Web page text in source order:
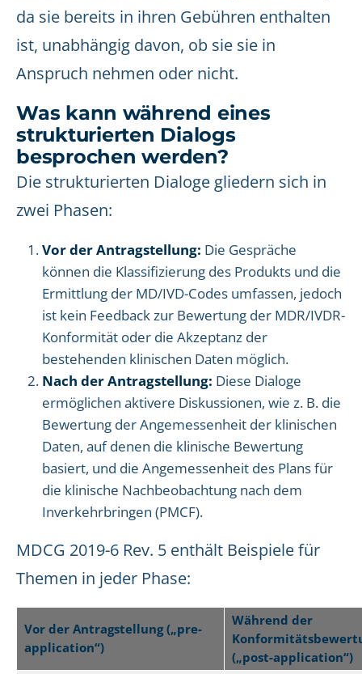
da sie bereits in ihren Gebühren enthalten
ist, unabhängig davon, ob sie sie in
Anspruch nehmen oder nicht.
Was kann während eines
strukturierten Dialogs
besprochen werden?
Die strukturierten Dialoge gliedern sich in
zwei Phasen:
Vor der Antragstellung: Die Gespräche
können die Klassifizierung des Produkts und die
Ermittlung der MD/IVD-Codes umfassen, jedoch
ist kein Feedback zur Bewertung der MDR/IVDR-
Konformität oder die Akzeptanz der
bestehenden klinischen Daten möglich.
Nach der Antragstellung: Diese Dialoge
ermöglichen aktivere Diskussionen, wie z. B. die
Bewertung der Angemessenheit der klinischen
Daten, auf denen die klinische Bewertung
basiert, und die Angemessenheit des Plans für
die klinische Nachbeobachtung nach dem
Inverkehrbringen (PMCF).
MDCG 2019-6 Rev. 5 enthält Beispiele für
Themen in jeder Phase:
Vor der Antragstellung („pre-
application“)
Während der
(„post-application“)